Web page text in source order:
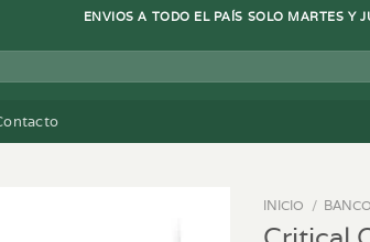
ENVIOS A TODO EL PAÍS SOLO MARTES Y
INICIO /